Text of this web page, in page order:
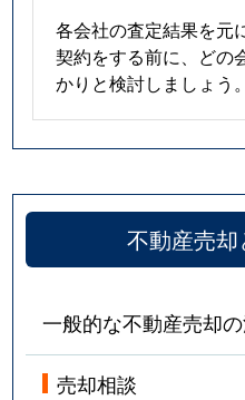
各会社の査定結果を元
契約をする前に、どの
かりと検討しましょう。
不動産売
一般的な不動産売却
売却相談